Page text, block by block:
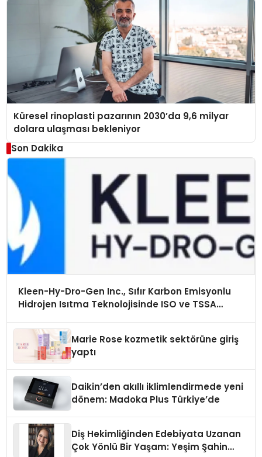
Küresel rinoplasti pazarının 2030’da 9,6 milyar
dolara ulaşması bekleniyor
Son Dakika
Kleen-Hy-Dro-Gen Inc., Sıfır Karbon Emisyonlu
Hidrojen Isıtma Teknolojisinde ISO ve TSSA
Marie Rose kozmetik sektörüne giriş
yaptı
Daikin’den akıllı iklimlendirmede yeni
dönem: Madoka Plus Türkiye’de
Diş Hekimliğinden Edebiyata Uzanan
Çok Yönlü Bir Yaşam: Yeşim Şahin